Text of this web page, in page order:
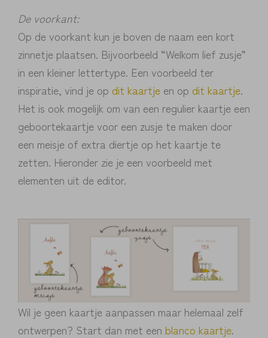
De voorkant:
Op de voorkant kun je boven de naam een kort
zinnetje plaatsen. Bijvoorbeeld “Welkom lief zusje”
in een kleiner lettertype. Een voorbeeld ter
inspiratie, vind je op dit kaartje en op dit kaartje.
Het is ook mogelijk om van een regulier kaartje een
geboortekaartje voor een zusje te maken door
een meisje of extra diertje op het kaartje te
zetten. Hieronder zie je een voorbeeld met
elementen uit de editor.
Wil je geen kaartje aanpassen maar helemaal zelf
ontwerpen? Start dan met een blanco kaartje.